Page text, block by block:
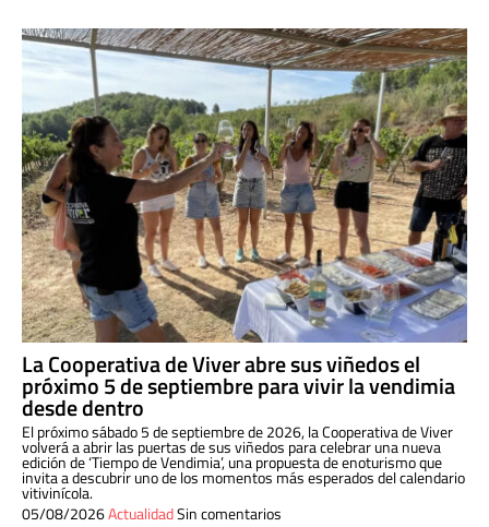
La Cooperativa de Viver abre sus viñedos el
próximo 5 de septiembre para vivir la vendimia
desde dentro
El próximo sábado 5 de septiembre de 2026, la Cooperativa de Viver
volverá a abrir las puertas de sus viñedos para celebrar una nueva
edición de ‘Tiempo de Vendimia’, una propuesta de enoturismo que
invita a descubrir uno de los momentos más esperados del calendario
vitivinícola.
05/08/2026ActualidadSin comentarios